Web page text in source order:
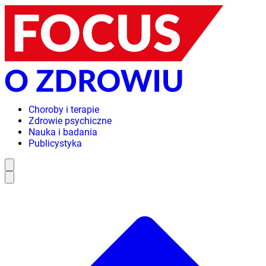
Choroby i terapie
Zdrowie psychiczne
Nauka i badania
Publicystyka